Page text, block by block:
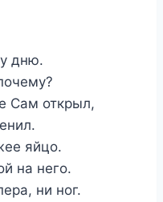
дню.
Сам открыл,
яйцо.
на него.
ни ног.